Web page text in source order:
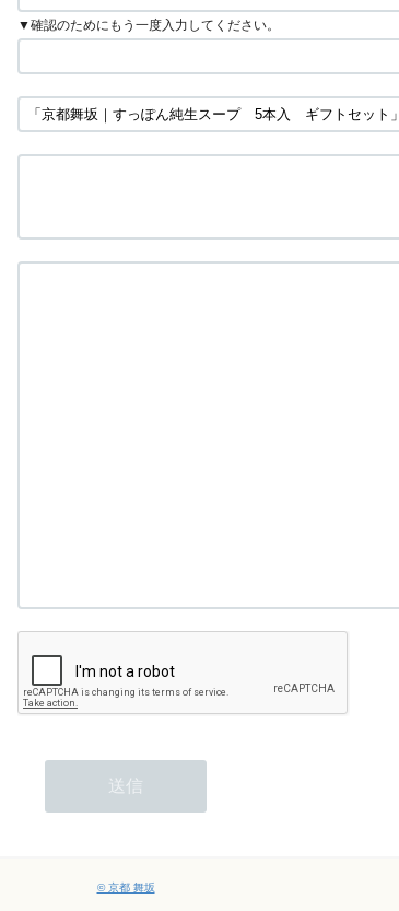
▼確認のためにもう一度入力してください。
© 京都 舞坂